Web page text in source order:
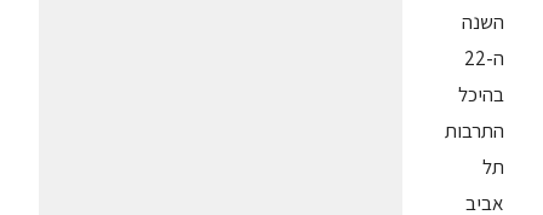
השנה
ה-22
בהיכל
התרבות
תל
אביב